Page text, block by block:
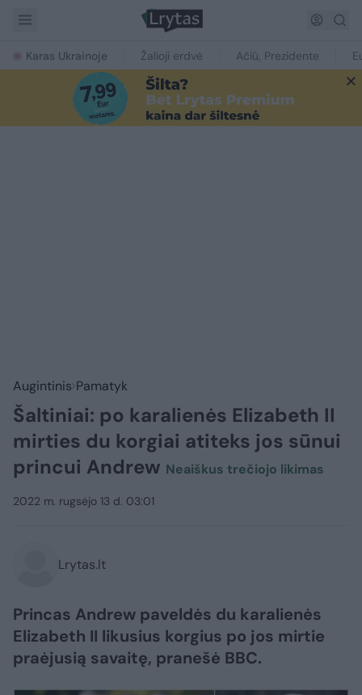
Karas Ukrainoje Žalioji erdvė Ačiū, Prezidente
Augintinis Pamatyk
Šaltiniai: po karalienės Elizabeth II
mirties du korgiai atiteks jos sūnui
princui Andrew Neaiškus trečiojo likimas
2022 m. rugsėjo 13 d. 03:01
Lrytas.lt
Princas Andrew paveldės du karalienės
Elizabeth II likusius korgius po jos mirtie
praėjusią savaitę, pranešė BBC.